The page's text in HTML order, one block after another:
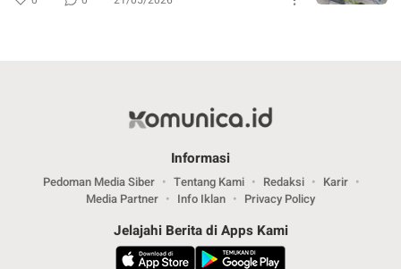
Informasi
Pedoman Media Siber Tentang Kami Redaksi
Karir
Media Partner
Info Iklan Privacy Policy
Jelajahi Berita di Apps Kami